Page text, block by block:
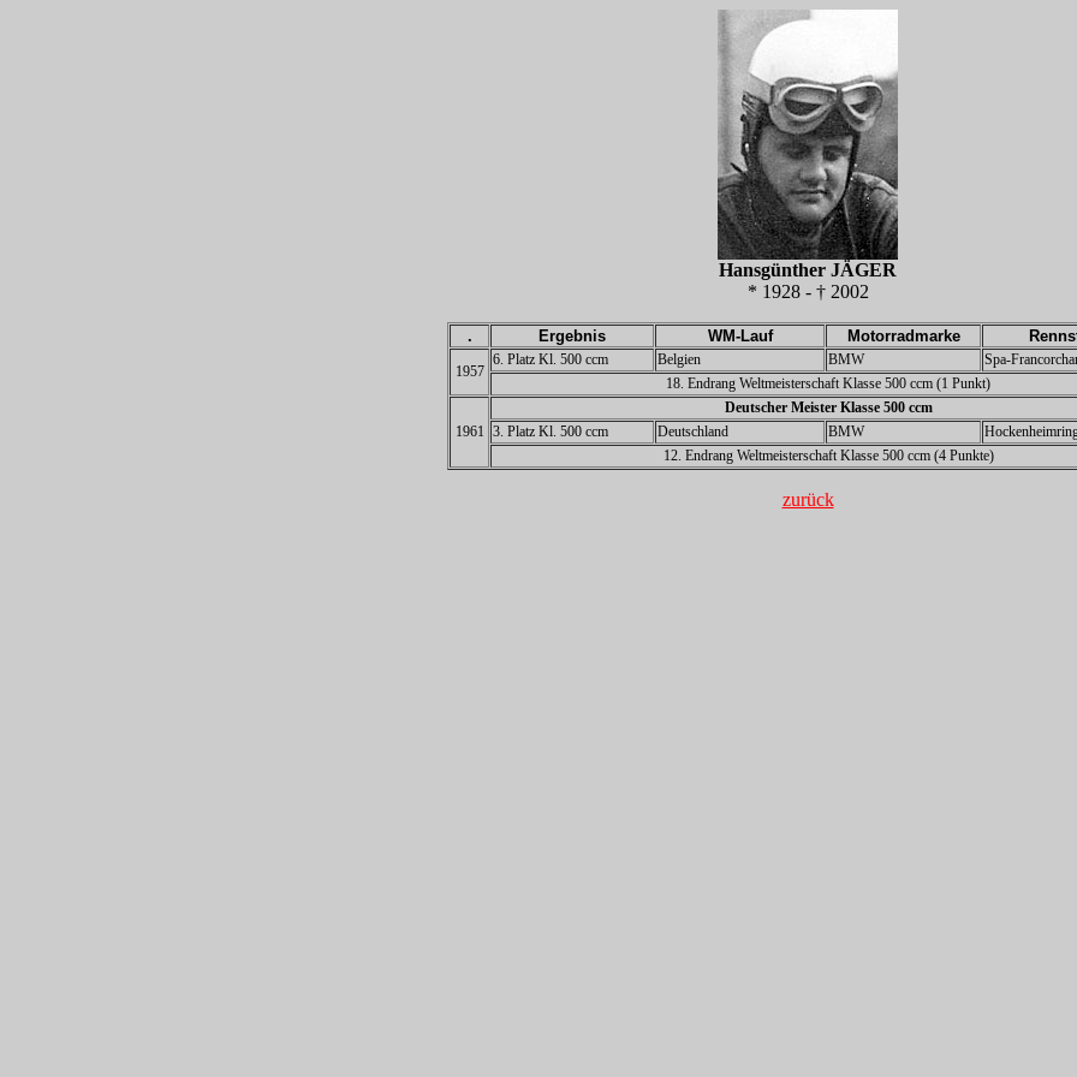
Hansgünther JÄGER
* 1928 - † 2002
. Ergebnis WM-Lauf Motorradmarke
1957
6. Platz Kl. 500 ccm Belgien BMW
Spa-
18. Endrang Weltmeisterschaft Klasse 500 ccm (1 Punkt)
1961
Deutscher Meister Klasse 500 ccm
3. Platz Kl. 500 ccm
Deutschland BMW
12. Endrang Weltmeisterschaft Klasse 500 ccm (4 Punkte)
zurück